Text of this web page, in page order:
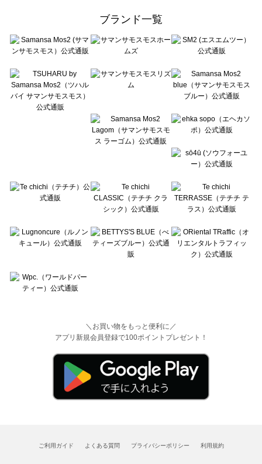
sō4ū（ソウフォーユー）のスカート一覧
Te chichi（テチチ）のスカート一覧
Te chichi CLASSIC（テチチ クラシック）のスカート一覧
Lugnoncure（ルノンキュール）のスカート一覧
BETTY'S BLUE（べティーズブルー）のスカート一覧
Wpc.（ワールドパーティー）のスカート一覧
ブランド一覧
＼お買い物をもっと便利に／
アプリ新規会員登録で100ポイントプレゼント！
ご利用ガイド よくある質問 プライバシーポリシー 利用規約